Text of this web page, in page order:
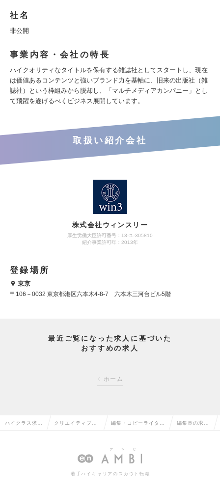
社名
非公開
事業内容・会社の特長
ハイクオリティなタイトルを保有する雑誌社としてスタートし、現在
は価値あるコンテンツと強いブランド力を基軸に、旧来の出版社（雑
誌社）という枠組みから脱却し、「マルチメディアカンパニー」とし
て飛躍を遂げるべくビジネス展開しています。
取扱い紹介会社
株式会社ウィンスリー
厚生労働大臣許可番号：13-ユ-305810
紹介事業許可年：2013年
登録場所
東京
〒106－0032 東京都港区六本木4-8-7 六本木三河台ビル5階
最近ご覧になった求人に基づいた
おすすめの求人
ホーム
ハイクラス求人 クリエイティブ系 編集・コピーライター 編集長の求人
若手ハイキャリアのスカウト転職